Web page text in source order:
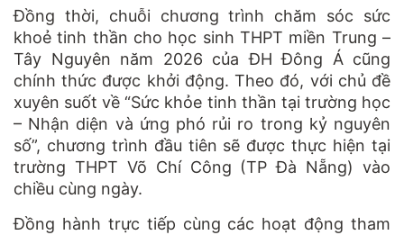
Đồng thời, chuỗi chương trình chăm sóc sức
khoẻ tinh thần cho học sinh THPT miền Trung –
Tây Nguyên năm 2026 của ĐH Đông Á cũng
chính thức được khởi động. Theo đó, với chủ đề
xuyên suốt về “Sức khỏe tinh thần tại trường học
– Nhận diện và ứng phó rủi ro trong kỷ nguyên
số”, chương trình đầu tiên sẽ được thực hiện tại
trường THPT Võ Chí Công (TP Đà Nẵng) vào
chiều cùng ngày.
Đồng hành trực tiếp cùng các hoạt động tham